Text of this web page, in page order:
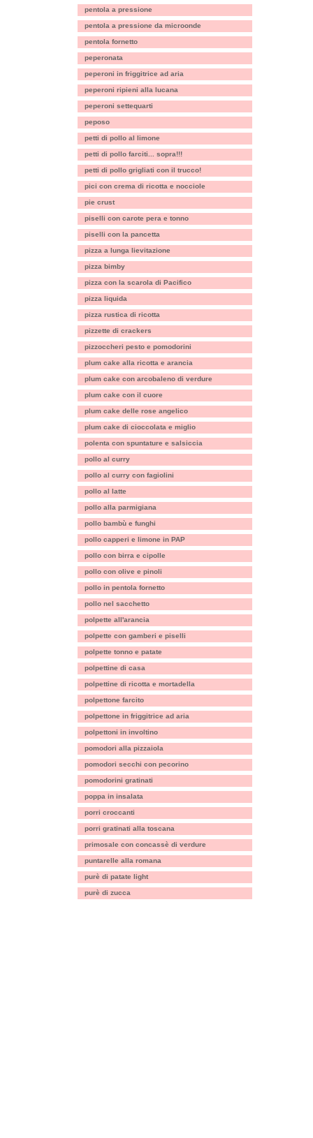
pentola a pressione
pentola a pressione da microonde
pentola fornetto
peperonata
peperoni in friggitrice ad aria
peperoni ripieni alla lucana
peperoni settequarti
peposo
petti di pollo al limone
petti di pollo farciti... sopra!!!
petti di pollo grigliati con il trucco!
pici con crema di ricotta e nocciole
pie crust
piselli con carote pera e tonno
piselli con la pancetta
pizza a lunga lievitazione
pizza bimby
pizza con la scarola di Pacifico
pizza liquida
pizza rustica di ricotta
pizzette di crackers
pizzoccheri pesto e pomodorini
plum cake alla ricotta e arancia
plum cake con arcobaleno di verdure
plum cake con il cuore
plum cake delle rose angelico
plum cake di cioccolata e miglio
polenta con spuntature e salsiccia
pollo al curry
pollo al curry con fagiolini
pollo al latte
pollo alla parmigiana
pollo bambù e funghi
pollo capperi e limone in PAP
pollo con birra e cipolle
pollo con olive e pinoli
pollo in pentola fornetto
pollo nel sacchetto
polpette all'arancia
polpette con gamberi e piselli
polpette tonno e patate
polpettine di casa
polpettine di ricotta e mortadella
polpettone farcito
polpettone in friggitrice ad aria
polpettoni in involtino
pomodori alla pizzaiola
pomodori secchi con pecorino
pomodorini gratinati
poppa in insalata
porri croccanti
porri gratinati alla toscana
primosale con concassè di verdure
puntarelle alla romana
purè di patate light
purè di zucca